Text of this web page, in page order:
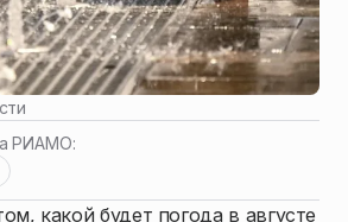
РИАМО:
какой будет погода в августе